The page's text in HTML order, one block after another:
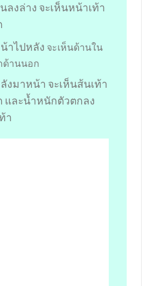
ลงล่าง จะเห็นหน้าเท้า
าไปหลัง จะเห็นด้านใน
ด้านนอก
งมาหน้า จะเห็นส้นเท้า
และน้ำหนักตัวตกลง
า